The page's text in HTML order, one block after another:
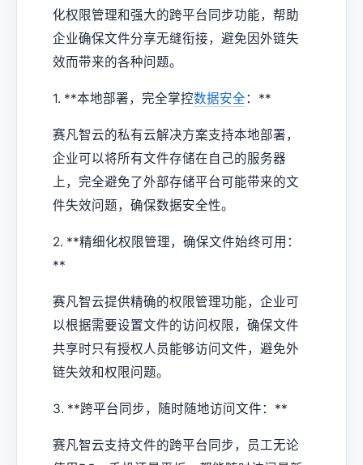
化权限管理和强大的跨平台同步功能，帮助
企业确保文件分享无缝衔接，避免因外链失
效而带来的各种问题。
1. **本地部署，完全掌控数据安全：**
赛凡智云的私有云解决方案支持本地部署，
企业可以将所有文件存储在自己的服务器
上，完全避免了外部存储平台可能带来的文
件失效问题，确保数据安全性。
2. **精细化权限管理，确保文件始终可用：
**
赛凡智云提供精确的权限管理功能，企业可
以根据需要设置文件的访问权限，确保文件
共享时只有授权人员能够访问文件，避免外
链失效和权限问题。
3. **跨平台同步，随时随地访问文件：**
赛凡智云支持文件的跨平台同步，员工无论